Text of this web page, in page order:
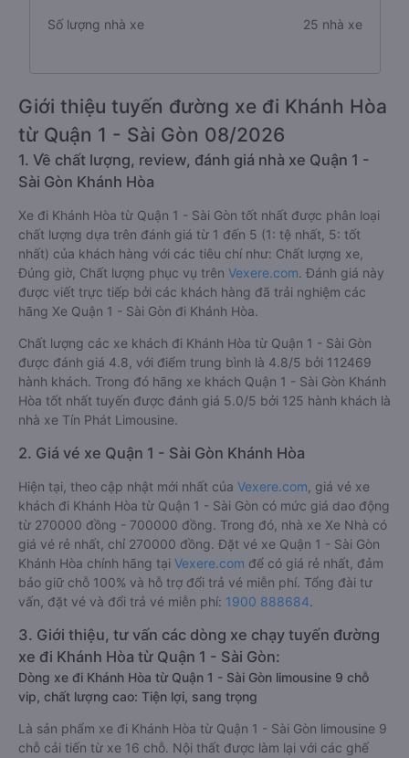
Số lượng nhà xe 25 nhà xe
Giới thiệu tuyến đường xe đi Khánh Hòa
từ Quận 1 - Sài Gòn 08/2026
1. Về chất lượng, review, đánh giá nhà xe Quận 1 -
Sài Gòn Khánh Hòa
Xe đi Khánh Hòa từ Quận 1 - Sài Gòn tốt nhất được phân loại
chất lượng dựa trên đánh giá từ 1 đến 5 (1: tệ nhất, 5: tốt
nhất) của khách hàng với các tiêu chí như: Chất lượng xe,
Đúng giờ, Chất lượng phục vụ trên Vexere.com. Đánh giá này
được viết trực tiếp bởi các khách hàng đã trải nghiệm các
hãng Xe Quận 1 - Sài Gòn đi Khánh Hòa.
Chất lượng các xe khách đi Khánh Hòa từ Quận 1 - Sài Gòn
được đánh giá 4.8, với điểm trung bình là 4.8/5 bởi 112469
hành khách. Trong đó hãng xe khách Quận 1 - Sài Gòn Khánh
Hòa tốt nhất tuyến được đánh giá 5.0/5 bởi 125 hành khách là
nhà xe Tín Phát Limousine.
2. Giá vé xe Quận 1 - Sài Gòn Khánh Hòa
Hiện tại, theo cập nhật mới nhất của Vexere.com , giá vé xe
khách đi Khánh Hòa từ Quận 1 - Sài Gòn có mức giá dao động
từ 270000 đồng - 700000 đồng. Trong đó, nhà xe Xe Nhà có
giá vé rẻ nhất, chỉ 270000 đồng. Đặt vé xe Quận 1 - Sài Gòn
Khánh Hòa chính hãng tại Vexere.com để có giá rẻ nhất, đảm
bảo giữ chỗ 100% và hỗ trợ đổi trả vé miễn phí. Tổng đài tư
vấn, đặt vé và đổi trả vé miễn phí: 1900 888684.
3. Giới thiệu, tư vấn các dòng xe chạy tuyến đường
xe đi Khánh Hòa từ Quận 1 - Sài Gòn:
Dòng xe đi Khánh Hòa từ Quận 1 - Sài Gòn limousine 9 chỗ
vip, chất lượng cao: Tiện lợi, sang trọng
Là sản phẩm xe đi Khánh Hòa từ Quận 1 - Sài Gòn limousine 9
chỗ cải tiến từ xe 16 chỗ. Nội thất được làm lại với các ghế